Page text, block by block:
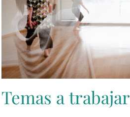
Temas a trabajar